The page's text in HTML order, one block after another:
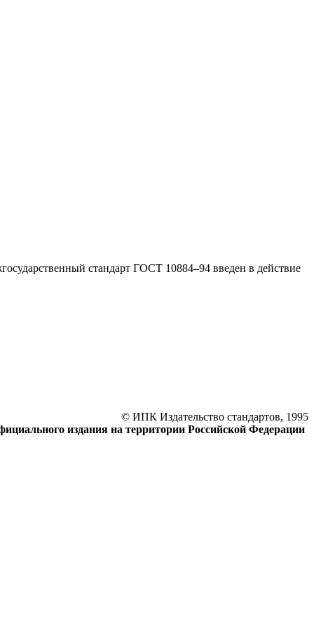
стандарт ГОСТ 10884–94 введен в действие
© ИПК Издательство стандартов, 1995
издания на территории Российской Федерации